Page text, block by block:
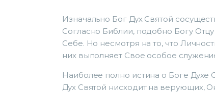
Изначально Бог Дух Святой
Согласно Библии, подобно Богу
Себе. Но несмотря на то, что
них выполняет Свое особое
Наиболее полно истина о Боге Духе
Дух Святой нисходит на верующих,